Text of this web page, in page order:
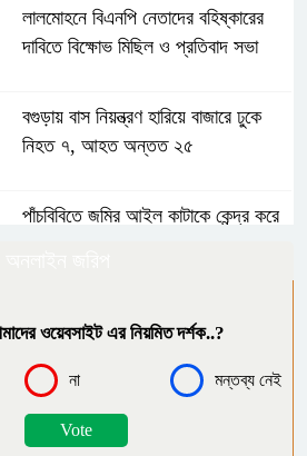
লালমোহনে বিএনপি নেতাদের বহিষ্কারের
দাবিতে বিক্ষোভ মিছিল ও প্রতিবাদ সভা
বগুড়ায় বাস নিয়ন্ত্রণ হারিয়ে বাজারে ঢুকে
নিহত ৭, আহত অন্তত ২৫
পাঁচবিবিতে জমির আইল কাটাকে কেন্দ্র করে
অভিযোগ, থানায় মামলা ধর্ষক গ্রেফতার
গ্যাস সংকটসহ ১০ দফা দাবিতে পঞ্চগড়ে ১১
দলীয় ঐক্যের স্মারকলিপি
ওয়েবসাইট এর নিয়মিত দর্শক..?
না মন্তব্য নেই